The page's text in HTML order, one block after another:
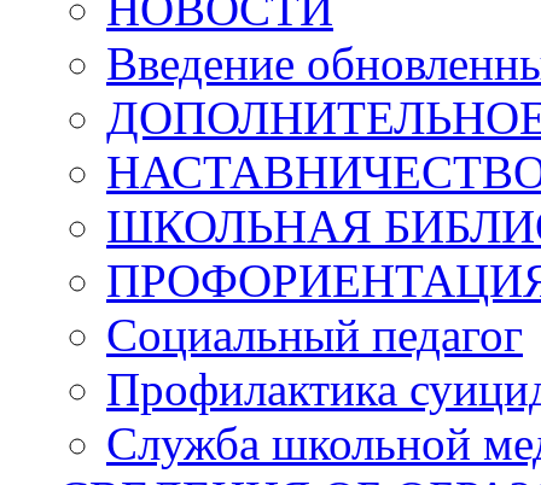
Введение
ШКОЛЬНАЯ
Социальный педагог
Профилактика
Служба школьной